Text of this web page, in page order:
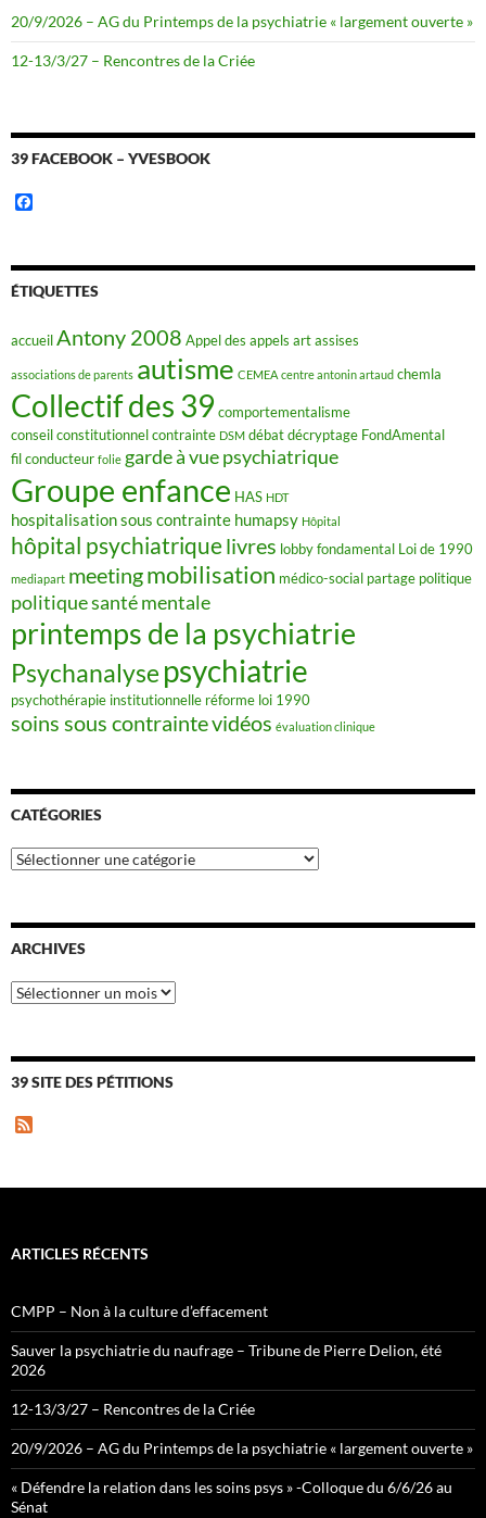
20/9/2026 – AG du Printemps de la psychiatrie « largement ouverte »
12-13/3/27 – Rencontres de la Criée
39 FACEBOOK – YVESBOOK
b
o
o
ÉTIQUETTES
accueilAntony 2008 Appel des appels artassises
associations de parents autisme CEMEA centre antonin artaud chemla
Collectif des 39 comportementalisme
conseil constitutionnelcontrainte DSM débatdécryptage FondAmental
fil conducteur folie garde à vue psychiatrique
Groupe enfance HAS HDT
hospitalisation sous contrainte humapsy Hôpital
hôpital psychiatriquelivres lobby fondamental Loi de 1990
mediapart meetingmobilisation médico-social partage politique
politique santé mentale
printemps de la psychiatrie
Psychanalyse psychiatrie
psychothérapie institutionnelle réforme loi 1990
soins sous contraintevidéos évaluation clinique
CATÉGORIES
Catégories
ARCHIVES
Archives
39 SITE DES PÉTITIONS
ARTICLES RÉCENTS
CMPP – Non à la culture d’effacement
Sauver la psychiatrie du naufrage – Tribune de Pierre Delion, été
2026
12-13/3/27 – Rencontres de la Criée
20/9/2026 – AG du Printemps de la psychiatrie « largement ouverte »
« Défendre la relation dans les soins psys » -Colloque du 6/6/26 au
Sénat